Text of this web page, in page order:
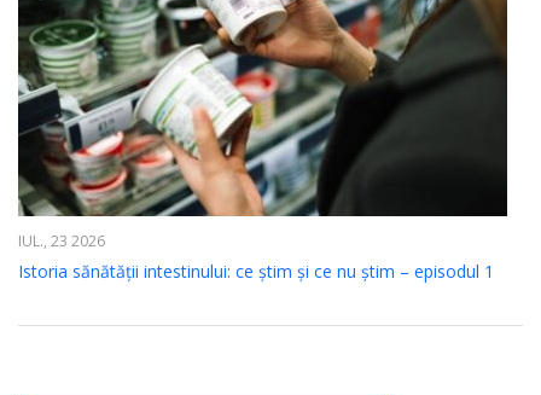
IUL., 23 2026
Istoria sănătății intestinului: ce știm și ce nu știm – episodul 1